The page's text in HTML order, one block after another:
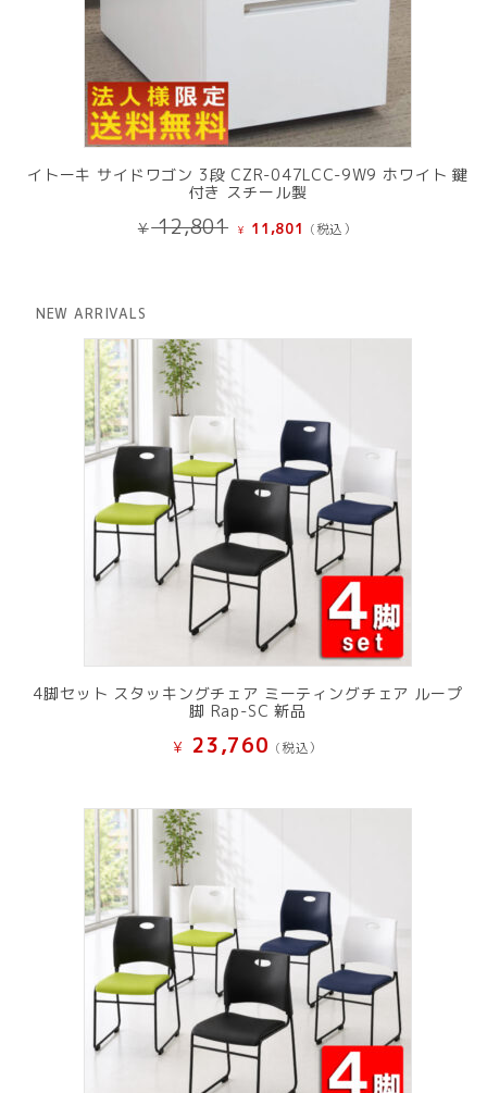
イトーキ サイドワゴン 3段 CZR-047LCC-9W9 ホワイト 鍵
付き スチール製
¥12,801 元
¥ 11,801 現
(税込）
NEW ARRIVALS
4脚セット スタッキングチェア ミーティングチェア ループ
脚 Rap-SC 新品
¥ 23,760 (税込）